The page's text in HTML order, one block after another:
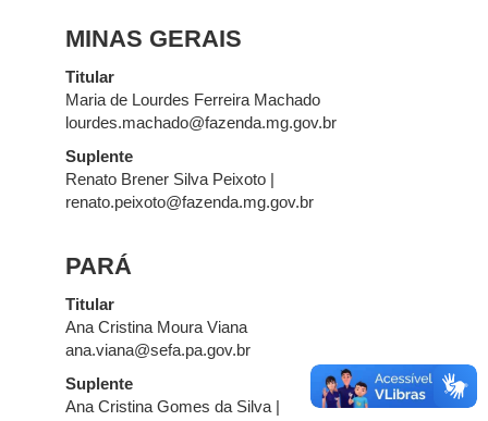
MINAS GERAIS
Titular
Maria de Lourdes Ferreira Machado
lourdes.machado@fazenda.mg.gov.br
Suplente
Renato Brener Silva Peixoto |
renato.peixoto@fazenda.mg.gov.br
PARÁ
Titular
Ana Cristina Moura Viana
ana.viana@sefa.pa.gov.br
Suplente
Ana Cristina Gomes da Silva |